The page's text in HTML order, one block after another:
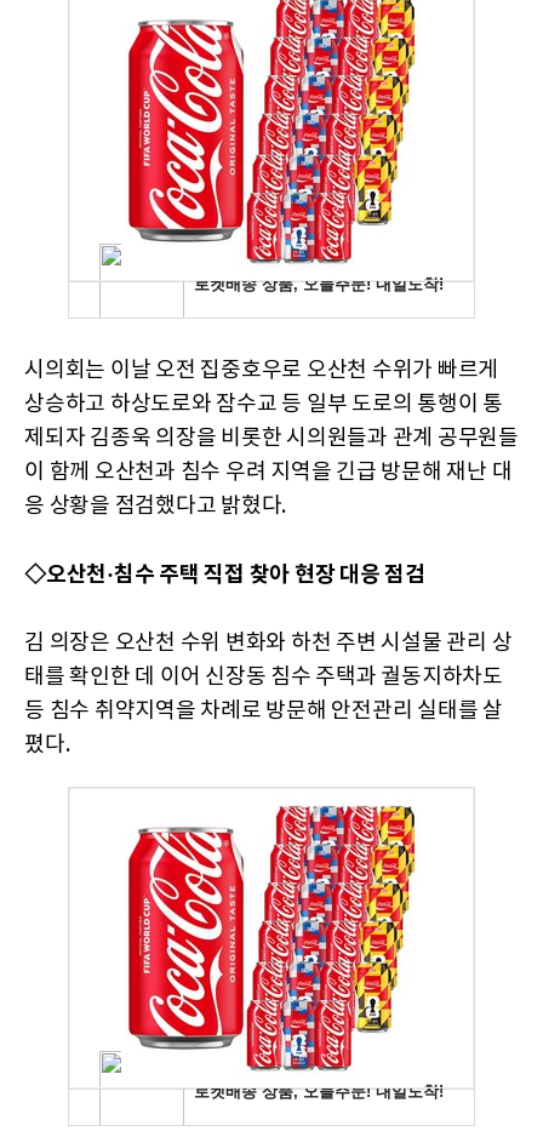
시의회는 이날 오전 집중호우로 오산천 수위가 빠르게
상승하고 하상도로와 잠수교 등 일부 도로의 통행이 통
제되자 김종욱 의장을 비롯한 시의원들과 관계 공무원들
이 함께 오산천과 침수 우려 지역을 긴급 방문해 재난 대
응 상황을 점검했다고 밝혔다.
◇오산천·침수 주택 직접 찾아 현장 대응 점검
김 의장은 오산천 수위 변화와 하천 주변 시설물 관리 상
태를 확인한 데 이어 신장동 침수 주택과 궐동지하차도
등 침수 취약지역을 차례로 방문해 안전관리 실태를 살
폈다.